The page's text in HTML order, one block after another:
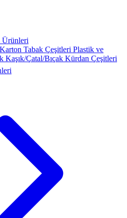
Ürünleri
Karton Tabak Çeşitleri Plastik ve
Kaşık/Çatal/Bıçak Kürdan Çeşitleri